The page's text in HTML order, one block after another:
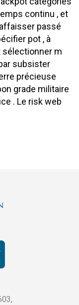
continu , et
passé
pot , à
m
subsister
précieuse
grade militaire
. Le risk web